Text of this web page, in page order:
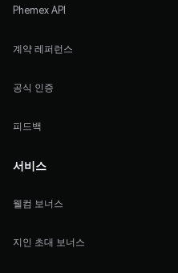
Phemex API
계약 레퍼런스
공식 인증
피드백
서비스
웰컴 보너스
지인 초대 보너스